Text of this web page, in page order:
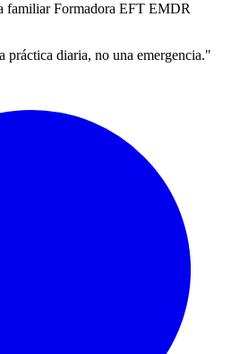
familiar Formadora EFT EMDR
práctica diaria, no una emergencia."